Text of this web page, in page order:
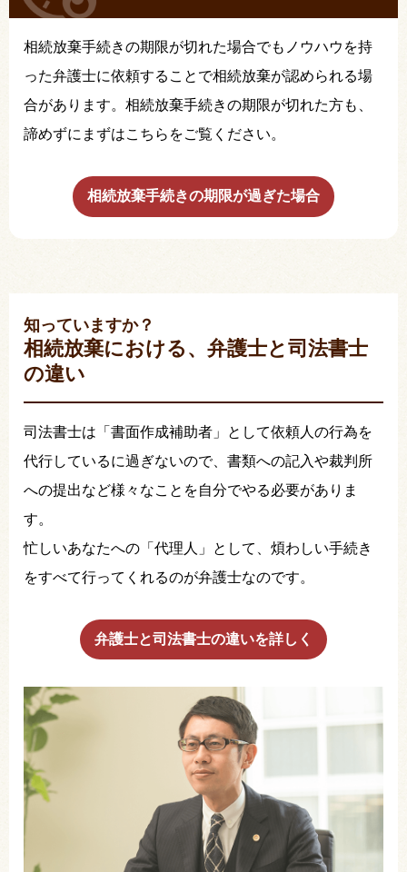
相続放棄手続きの期限が切れた場合でもノウハウを持
った弁護士に依頼することで相続放棄が認められる場
合があります。相続放棄手続きの期限が切れた方も、
諦めずにまずはこちらをご覧ください。
相続放棄手続きの期限が過ぎた場合
知っていますか？
相続放棄における、弁護士と司法書士
の違い
司法書士は「書面作成補助者」として依頼人の行為を
代行しているに過ぎないので、書類への記入や裁判所
への提出など様々なことを自分でやる必要がありま
す。
忙しいあなたへの「代理人」として、煩わしい手続き
をすべて行ってくれるのが弁護士なのです。
弁護士と司法書士の違いを詳しく